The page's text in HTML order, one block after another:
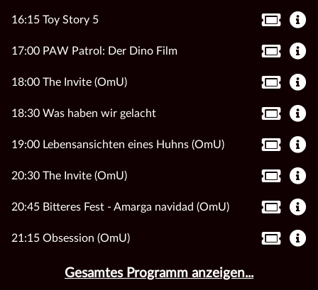
16:15 Toy Story 5
17:00 PAW Patrol: Der Dino Film
18:00 The Invite (OmU)
18:30 Was haben wir gelacht
19:00 Lebensansichten eines Huhns (OmU)
20:30 The Invite (OmU)
20:45 Bitteres Fest - Amarga navidad (OmU)
21:15 Obsession (OmU)
Gesamtes Programm anzeigen...